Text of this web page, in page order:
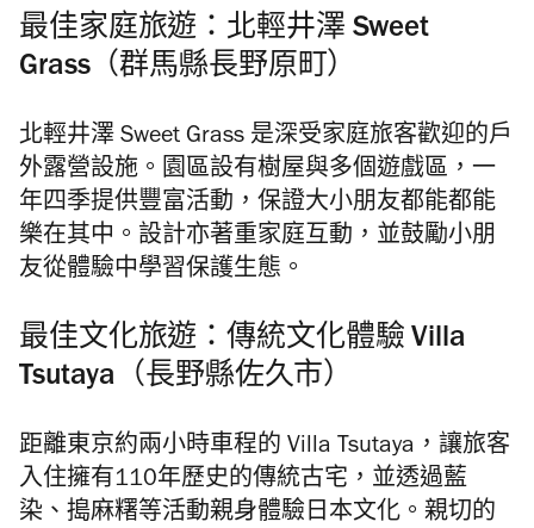
最佳家庭旅遊：北輕井澤 Sweet
Grass（群馬縣長野原町）
北輕井澤 Sweet Grass 是深受家庭旅客歡迎的戶
外露營設施。園區設有樹屋與多個遊戲區， 一
年四季提供豐富活動， 保證大小朋友都能都能
樂在其中 。設計亦著重家庭互動，並鼓勵小朋
友從體驗中學習保護生態。
最佳文化旅遊：傳統文化體驗 Villa
Tsutaya（長野縣佐久市）
距離東京約兩小時車程的 Villa Tsutaya，讓旅客
入住擁有110年歷史的傳統古宅，並透過藍
染、搗麻糬等活動親身體驗日本文化。親切的